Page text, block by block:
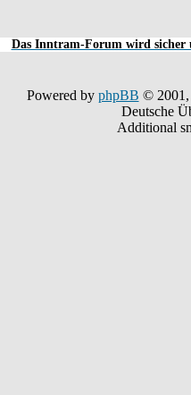
Das Inntram-Forum wird sicher
Powered by phpBB © 2001,
Deutsche
Additional